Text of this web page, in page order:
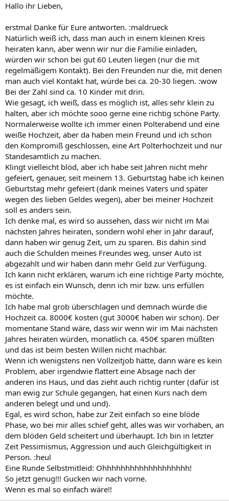
Hallo ihr Lieben,
erstmal Danke für Eure antworten. :maldrueck
Natürlich weiß ich, dass man auch in einem kleinen Kreis
heiraten kann, aber wenn wir nur die Familie einladen,
würden wir schon bei gut 60 Leuten liegen (nur die mit
regelmäßigem Kontakt). Bei den Freunden nur die, mit denen
man auch viel Kontakt hat, würde bei ca. 20-30 liegen. :wow
Bei der Zahl sind ca. 10 Kinder mit drin.
Wie gesagt, ich weiß, dass es möglich ist, alles sehr klein zu
halten, aber ich möchte sooo gerne eine richtig schöne Party.
Normalerweise wollte ich immer einen Polterabend und eine
weiße Hochzeit, aber da haben mein Freund und ich schon
den Kompromiß geschlossen, eine Art Polterhochzeit und nur
Standesamtlich zu machen.
Klingt vielleicht blöd, aber ich habe seit Jahren nicht mehr
gefeiert, genauer, seit meinem 13. Geburtstag habe ich keinen
Geburtstag mehr gefeiert (dank meines Vaters und später
wegen des lieben Geldes wegen), aber bei meiner Hochzeit
soll es anders sein.
Ich denke mal, es wird so aussehen, dass wir nicht im Mai
nächsten Jahres heiraten, sondern wohl eher in Jahr darauf,
dann haben wir genug Zeit, um zu sparen. Bis dahin sind
auch die Schulden meines Freundes weg, unser Auto ist
abgezahlt und wir haben dann mehr Geld zur Verfügung.
Ich kann nicht erklären, warum ich eine richtige Party möchte,
es ist einfach ein Wunsch, denn ich mir bzw. uns erfüllen
möchte.
Ich habe mal grob überschlagen und demnach würde die
Hochzeit ca. 8000€ kosten (gut 3000€ haben wir schon). Der
momentane Stand wäre, dass wir wenn wir im Mai nächsten
Jahres heiraten würden, monatlich ca. 450€ sparen müßten
und das ist beim besten Willen nicht machbar.
Wenn ich wenigstens nen Vollzeitjob hätte, dann wäre es kein
Problem, aber irgendwie flattert eine Absage nach der
anderen ins Haus, und das zieht auch richtig runter (dafür ist
man ewig zur Schule gegangen, hat einen Kurs nach dem
anderen belegt und und und).
Egal, es wird schon, habe zur Zeit einfach so eine blöde
Phase, wo bei mir alles schief geht, alles was wir vorhaben, an
dem blöden Geld scheitert und überhaupt. Ich bin in letzter
Zeit Pessimismus, Aggression und auch Gleichgültigkeit in
Person. :heul
Eine Runde Selbstmitleid: Ohhhhhhhhhhhhhhhhhhh!
So jetzt genug!!! Gucken wir nach vorne.
Wenn es mal so einfach wäre!!